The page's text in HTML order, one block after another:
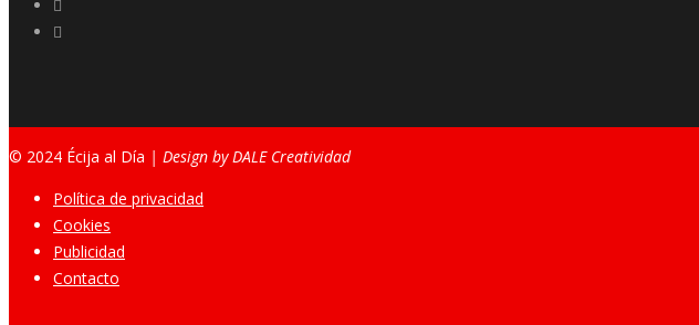
© 2024 Écija al Día | Design by DALE Creatividad
Política de privacidad
Cookies
Publicidad
Contacto